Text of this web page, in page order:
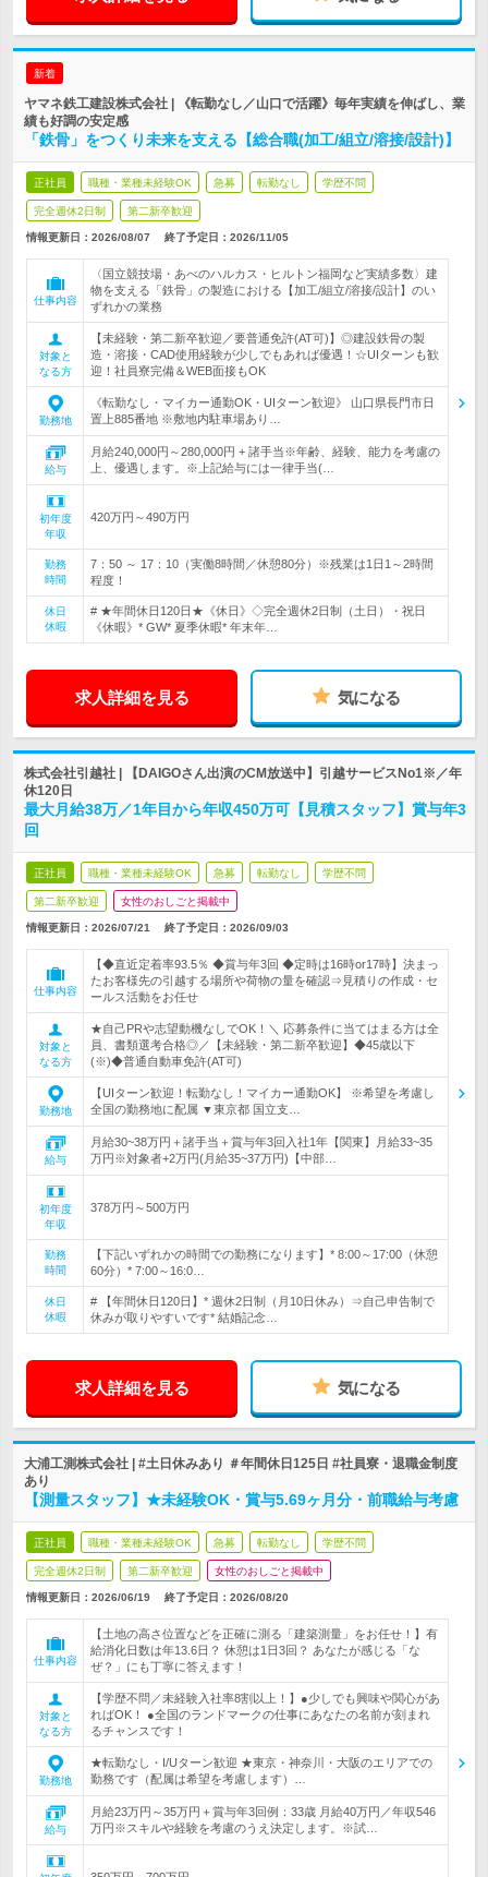
新着
ヤマネ鉄工建設株式会社 | 《転勤なし／山口で活躍》毎年実績を伸ばし、業
績も好調の安定感
「鉄骨」をつくり未来を支える【総合職(加工/組立/溶接/設計)】
正社員 職種・業種未経験OK 急募 転勤なし 学歴不問
完全週休2日制 第二新卒歓迎
情報更新日：2026/08/07 終了予定日： 2026/11/05
仕事内容
〈国立競技場・あべのハルカス・ヒルトン福岡など実績多数〉建
物を支える「鉄骨」の製造における【加工/組立/溶接/設計】のい
ずれかの業務
対象と
なる方
【未経験・第二新卒歓迎／要普通免許(AT可)】◎建設鉄骨の製
造・溶接・CAD使用経験が少しでもあれば優遇！☆UIターンも歓
迎！社員寮完備＆WEB面接もOK
勤務地
《転勤なし・マイカー通勤OK・UIターン歓迎》 山口県長門市日
置上885番地 ※敷地内駐車場あり…
給与
月給240,000円～280,000円 + 諸手当※年齢、経験、能力を考慮の
上、優遇します。※上記給与には一律手当(…
初年度
年収
420万円～490万円
勤務
時間
7：50 ～ 17：10（実働8時間／休憩80分）※残業は1日1～2時間
程度！
休日
休暇
# ★年間休日120日★《休日》◇完全週休2日制（土日）・祝日
《休暇》* GW* 夏季休暇* 年末年…
求人詳細を見る 気になる
株式会社引越社 | 【DAIGOさん出演のCM放送中】引越サービスNo1※／年
休120日
最大月給38万／1年目から年収450万可【見積スタッフ】賞与年3
回
正社員 職種・業種未経験OK 急募 転勤なし 学歴不問
第二新卒歓迎 女性のおしごと掲載中
情報更新日：2026/07/21 終了予定日： 2026/09/03
仕事内容
【◆直近定着率93.5％ ◆賞与年3回 ◆定時は16時or17時】決まっ
たお客様先の引越する場所や荷物の量を確認⇒見積りの作成・セ
ールス活動をお任せ
対象と
なる方
★自己PRや志望動機なしでOK！＼ 応募条件に当てはまる方は全
員、書類選考合格◎／【未経験・第二新卒歓迎】◆45歳以下
(※)◆普通自動車免許(AT可)
勤務地
【UIターン歓迎！転勤なし！マイカー通勤OK】 ※希望を考慮し
全国の勤務地に配属 ▼東京都 国立支…
給与
月給30~38万円＋諸手当＋賞与年3回入社1年【関東】月給33~35
万円※対象者+2万円(月給35~37万円)【中部…
初年度
年収
378万円～500万円
勤務
時間
【下記いずれかの時間での勤務になります】* 8:00～17:00（休憩
60分）* 7:00～16:0…
休日
休暇
# 【年間休日120日】* 週休2日制（月10日休み）⇒自己申告制で
休みが取りやすいです* 結婚記念…
求人詳細を見る 気になる
大浦工測株式会社 | #土日休みあり ＃年間休日125日 #社員寮・退職金制度
あり
【測量スタッフ】★未経験OK・賞与5.69ヶ月分・前職給与考慮
正社員 職種・業種未経験OK 急募 転勤なし 学歴不問
完全週休2日制 第二新卒歓迎 女性のおしごと掲載中
情報更新日：2026/06/19 終了予定日： 2026/08/20
仕事内容
【土地の高さ位置などを正確に測る「建築測量」をお任せ！】有
給消化日数は年13.6日？ 休憩は1日3回？ あなたが感じる「な
ぜ？」にも丁寧に答えます！
対象と
なる方
【学歴不問／未経験入社率8割以上！】●少しでも興味や関心があ
ればOK！ ●全国のランドマークの仕事にあなたの名前が刻まれ
るチャンスです！
勤務地
★転勤なし・I/Uターン歓迎 ★東京・神奈川・大阪のエリアでの
勤務です（配属は希望を考慮します）…
給与
月給23万円～35万円＋賞与年3回例：33歳 月給40万円／年収546
万円※スキルや経験を考慮のうえ決定します。※試…